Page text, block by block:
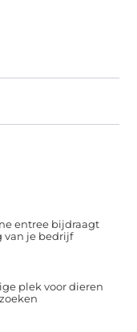
entree bijdraagt
van je bedrijf
plek voor dieren